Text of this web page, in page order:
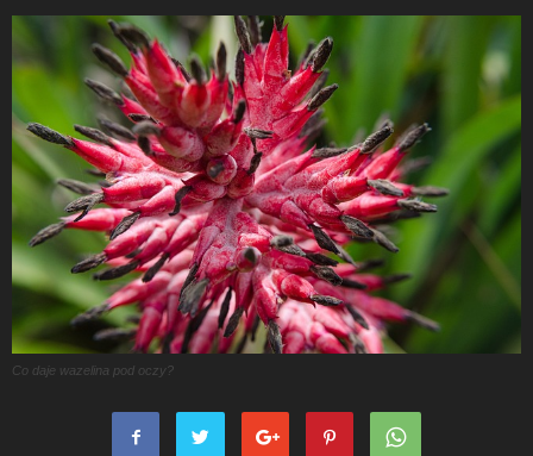
Co daje wazelina pod oczy?